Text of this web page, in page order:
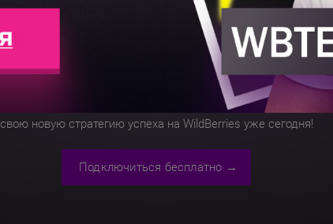
WBTest.PRO
trial-версию на 30 дней
всю мощь аналитики WBTest.PROи начните строить
свою новую стратегию успеха на WildBerries уже сегодня!
Подключиться бесплатно →